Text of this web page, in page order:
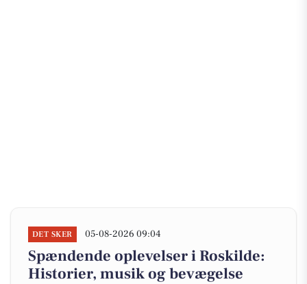
DET SKER 05-08-2026 09:04
Spændende oplevelser i Roskilde:
Historier, musik og bevægelse